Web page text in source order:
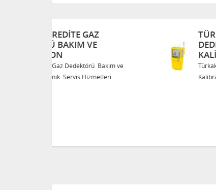
TÜRKAK AKREDITE GAZ
DEDEKTÖRÜ BAKIM VE
Türkak Akredite Gaz Dedektörü Bakım ve
Kalibrasyon Teknik Servis Hizmetleri